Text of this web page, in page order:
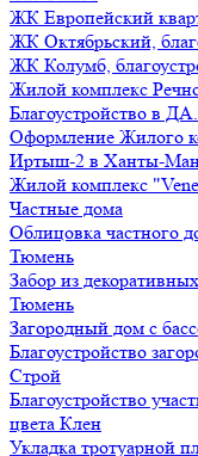
ЖК Европейский
ЖК Октябрьский,
ЖК Колумб,
Жилой комплекс
Благоустройство в
Оформление Жилого
Иртыш-2 в Ханты-
Жилой комплекс
Частные дома
Облицовка частного
Тюмень
Забор из
Тюмень
Загородный дом с
Благоустройство
Строй
Благоустройство
цвета Клен
Укладка тротуарной